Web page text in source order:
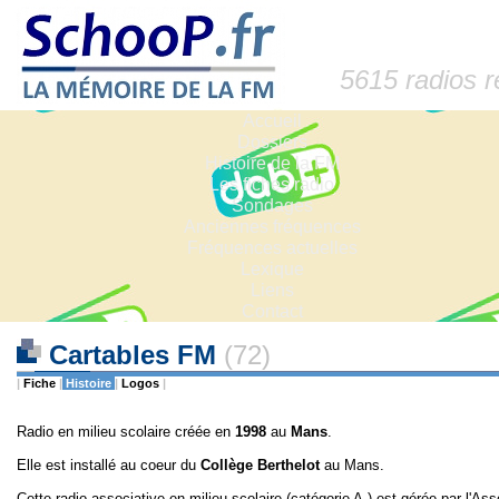
5615 radios
Accueil
Dossiers
Histoire de la FM
Les fiches radio
Sondages
Anciennes fréquences
Fréquences actuelles
Lexique
Liens
Contact
Cartables FM (72)
| Fiche | Histoire | Logos |
Radio en milieu scolaire créée en 1998 au Mans.
Elle est installé au coeur du Collège Berthelot au Mans.